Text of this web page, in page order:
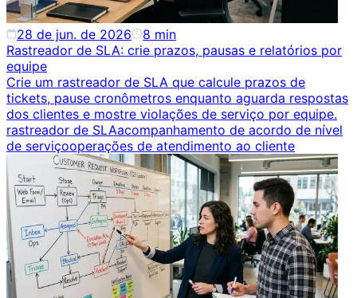
28 de jun. de 2026 8 min
Rastreador de SLA: crie prazos, pausas e relatórios por
equipe
Crie um rastreador de SLA que calcule prazos de
tickets, pause cronômetros enquanto aguarda respostas
dos clientes e mostre violações de serviço por equipe.
rastreador de SLAacompanhamento de acordo de nível
de serviçooperações de atendimento ao cliente